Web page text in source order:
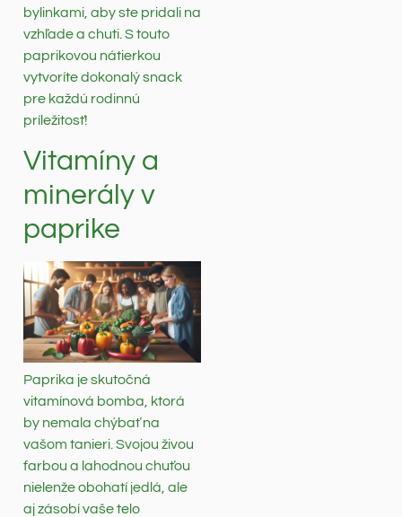
bylinkami, aby ste pridali na
vzhľade a chuti. S touto
paprikovou nátierkou
vytvoríte dokonalý snack
pre každú rodinnú
príležitosť!
Vitamíny a
minerály v
paprike
Paprika je skutočná
vitamínová bomba, ktorá
by nemala chýbať na
vašom tanieri. Svojou živou
farbou a lahodnou chuťou
nielenže obohatí jedlá, ale
aj zásobí vaše telo